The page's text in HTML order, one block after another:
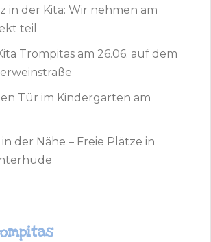
in der Kita: Wir nehmen am
teil
Trompitas am 26.06. auf dem
Tür im Kindergarten am
der Nähe – Freie Plätze in